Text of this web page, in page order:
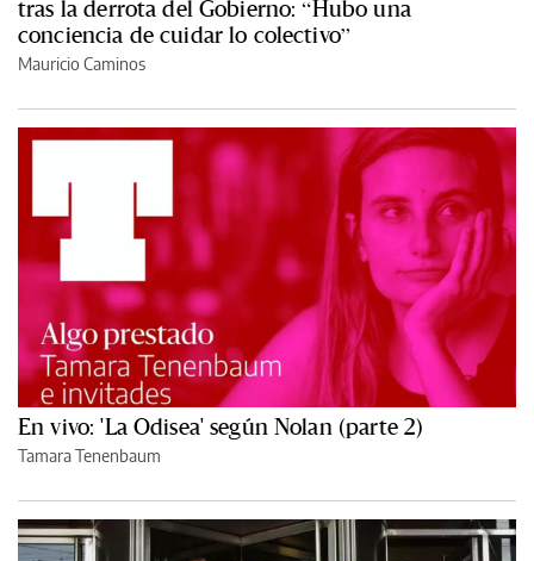
tras la derrota del Gobierno: “Hubo una
conciencia de cuidar lo colectivo”
Mauricio Caminos
En vivo: 'La Odisea' según Nolan (parte 2)
Tamara Tenenbaum